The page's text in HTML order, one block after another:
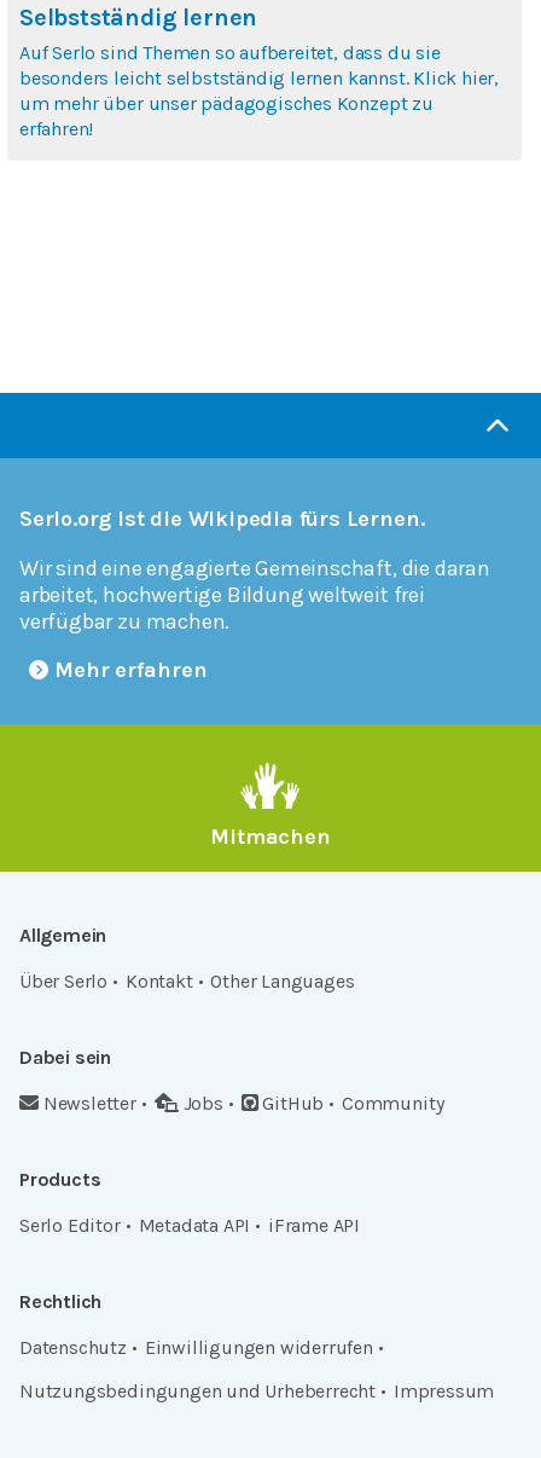
Selbstständig lernen
Auf Serlo sind Themen so aufbereitet, dass du sie
besonders leicht selbstständig lernen kannst. Klick hier,
um mehr über unser pädagogisches Konzept zu
erfahren!
Serlo.org ist die Wikipedia fürs Lernen.
Wir sind eine engagierte Gemeinschaft, die daran
arbeitet, hochwertige Bildung weltweit frei
verfügbar zu machen.
Mehr erfahren
Mitmachen
Allgemein
Über Serlo
Kontakt Other Languages
Dabei sein
Newsletter
Jobs GitHub Community
Products
Serlo Editor
Metadata API iFrame API
Rechtlich
Datenschutz
Einwilligungen widerrufen
Nutzungsbedingungen und Urheberrecht
Impressum